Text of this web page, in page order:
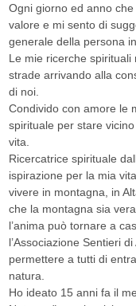
Ogni giorno ed anno
valore e mi sento di
generale della persona
Le mie ricerche
strade arrivando alla
di noi.
Condivido con amore le
spirituale per stare
vita.
Ricercatrice spirituale
ispirazione per la mia
vivere in montagna, in
che la montagna sia
l’anima può tornare a
l’Associazione Sentieri
permettere a tutti di
natura.
Ho ideato 15 anni fa il